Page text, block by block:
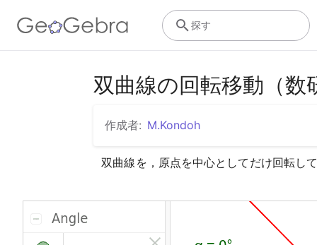
探す
双曲線の回転移動（
作成者: M.Kondoh
双曲線 を，原点を中心として だけ回転し